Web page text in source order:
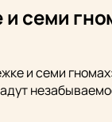
семи
и семи